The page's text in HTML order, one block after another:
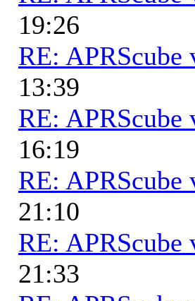
19:26
RE:
13:39
RE:
16:19
RE:
21:10
RE:
21:33